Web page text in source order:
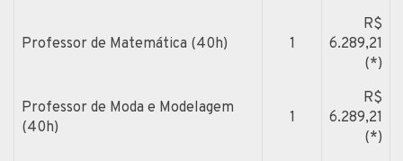
Professor de Matemática (40h) 1
R$
6.289,21
(*)
Professor de Moda e Modelagem
(40h)
1
R$
6.289,21
(*)